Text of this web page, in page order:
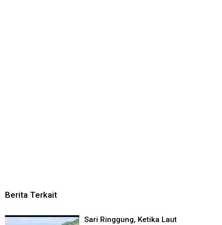
Berita Terkait
Sari Ringgung, Ketika Laut